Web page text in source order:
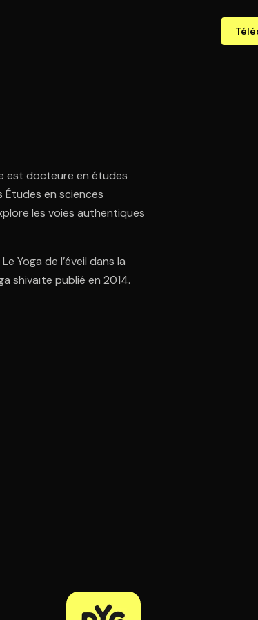
est docteure en études
Études en sciences
les voies authentiques
Yoga de l’éveil dans la
shivaïte publié en 2014.